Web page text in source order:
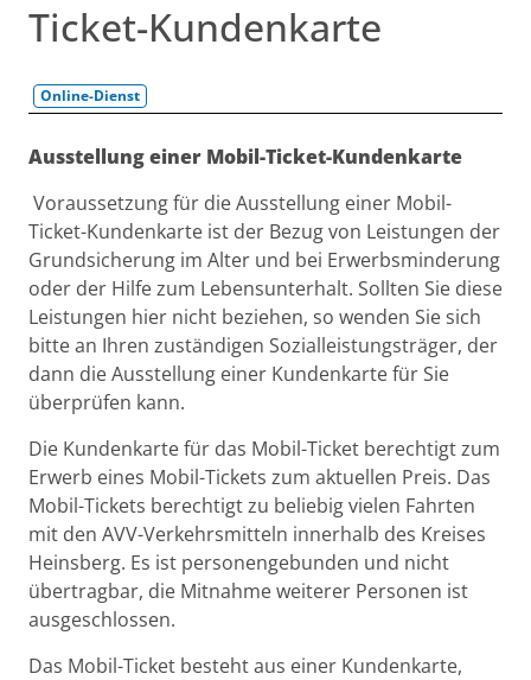
Ticket-Kundenkarte
Online-Dienst
Beschreibung
Ausstellung einer Mobil-Ticket-Kundenkarte
Voraussetzung für die Ausstellung einer Mobil-
Ticket-Kundenkarte ist der Bezug von Leistungen der
Grundsicherung im Alter und bei Erwerbsminderung
oder der Hilfe zum Lebensunterhalt. Sollten Sie diese
Leistungen hier nicht beziehen, so wenden Sie sich
bitte an Ihren zuständigen Sozialleistungsträger, der
dann die Ausstellung einer Kundenkarte für Sie
überprüfen kann.
Die Kundenkarte für das Mobil-Ticket berechtigt zum
Erwerb eines Mobil-Tickets zum aktuellen Preis. Das
Mobil-Tickets berechtigt zu beliebig vielen Fahrten
mit den AVV-Verkehrsmitteln innerhalb des Kreises
Heinsberg. Es ist personengebunden und nicht
übertragbar, die Mitnahme weiterer Personen ist
ausgeschlossen.
Das Mobil-Ticket besteht aus einer Kundenkarte,